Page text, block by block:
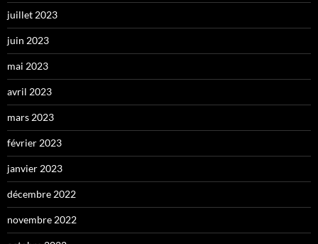
juillet 2023
juin 2023
mai 2023
avril 2023
mars 2023
février 2023
janvier 2023
décembre 2022
novembre 2022